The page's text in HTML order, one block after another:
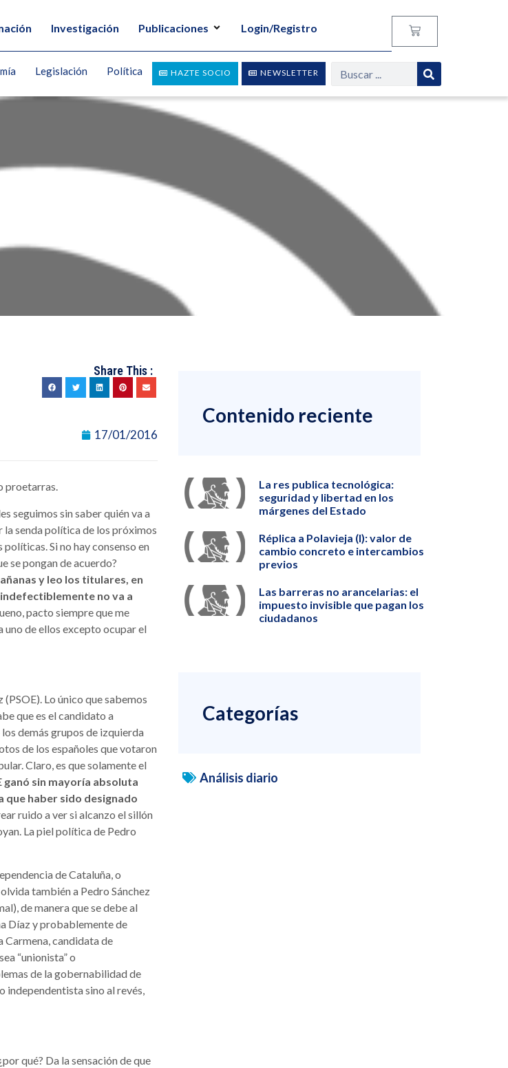
Investigación Publicaciones Login/Registro
NEWSLETTER
HAZTE SOCIO
Legislación Política
Share This :
17/01/2016
proetarras.
seguimos sin saber quién va a
la senda política de los próximos
Si no hay consenso en
se pongan de acuerdo?
y leo los titulares, en
no va a
pacto siempre que me
uno de ellos excepto ocupar el
Lo único que sabemos
que es el candidato a
demás grupos de izquierda
de los españoles que votaron
Claro, es que solamente el
ganó sin mayoría absoluta
que haber sido designado
ruido a ver si alcanzo el sillón
La piel política de Pedro
de Cataluña, o
también a Pedro Sánchez
de manera que se debe al
Díaz y probablemente de
Carmena, candidata de
“unionista” o
de la gobernabilidad de
independentista sino al revés,
qué? Da la sensación de que
Contenido reciente
La res publica tecnológica:
seguridad y libertad en los
márgenes del Estado
Réplica a Polavieja (I): valor de
cambio concreto e intercambios
previos
Las barreras no arancelarias: el
impuesto invisible que pagan los
ciudadanos
Categorías
Análisis diario